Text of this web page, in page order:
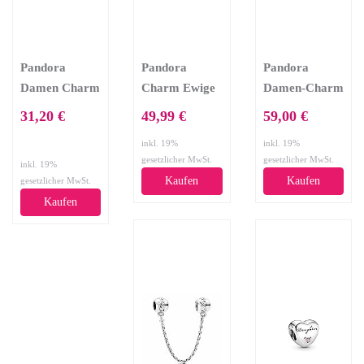
Pandora
Damen Charm
Unendlichkeit
31,20 €
inkl. 19%
gesetzlicher MwSt.
Kaufen
Pandora
Charm Ewige
49,99 €
inkl. 19%
gesetzlicher MwSt.
Kaufen
Pandora
Damen-Charm
Silber Herz
mit Schriftzug
Mom in
verschied.
59,00 €
inkl. 19%
gesetzlicher MwSt.
Kaufen